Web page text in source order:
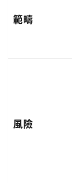
範疇
風險